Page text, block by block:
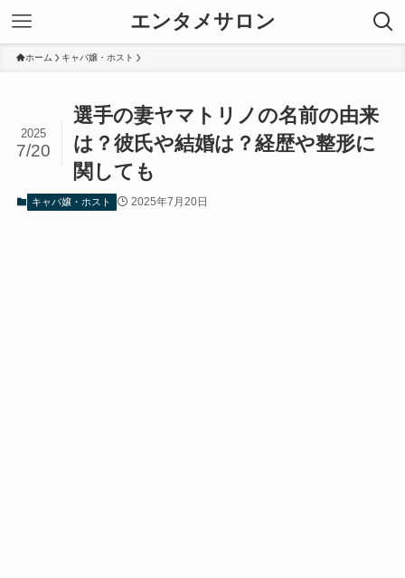
エンタメサロン
ホーム キャバ嬢・ホスト
選手の妻ヤマトリノの名前の由来
は？彼氏や結婚は？経歴や整形に
関しても
2025
7/20
キャバ嬢・ホスト 2025年7月20日